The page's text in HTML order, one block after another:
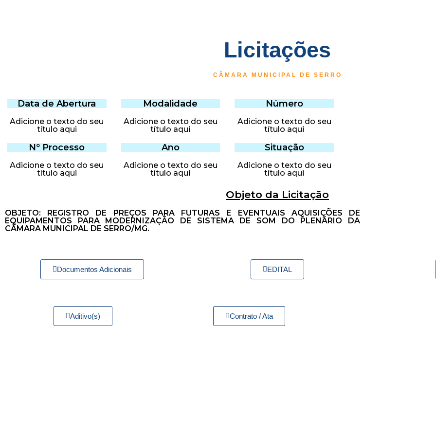
Licitações
CÂMARA MUNICIPAL DE SERRO
Data de Abertura
Adicione o texto do seu
título aqui
Nº Processo
Adicione o texto do seu
título aqui
Modalidade
Adicione o texto do seu
título aqui
Ano
Adicione o texto do seu
título aqui
Número
Adicione o texto do seu
título aqui
Situação
Adicione o texto do seu
título aqui
Objeto da Licitação
OBJETO: REGISTRO DE PREÇOS PARA FUTURAS E EVENTUAIS AQUISIÇÕES DE
EQUIPAMENTOS PARA MODERNIZAÇÃO DE SISTEMA DE SOM DO PLENÁRIO DA
CÂMARA MUNICIPAL DE SERRO/MG.
Documentos Adicionais EDITAL
Aditivo(s) Contrato / Ata